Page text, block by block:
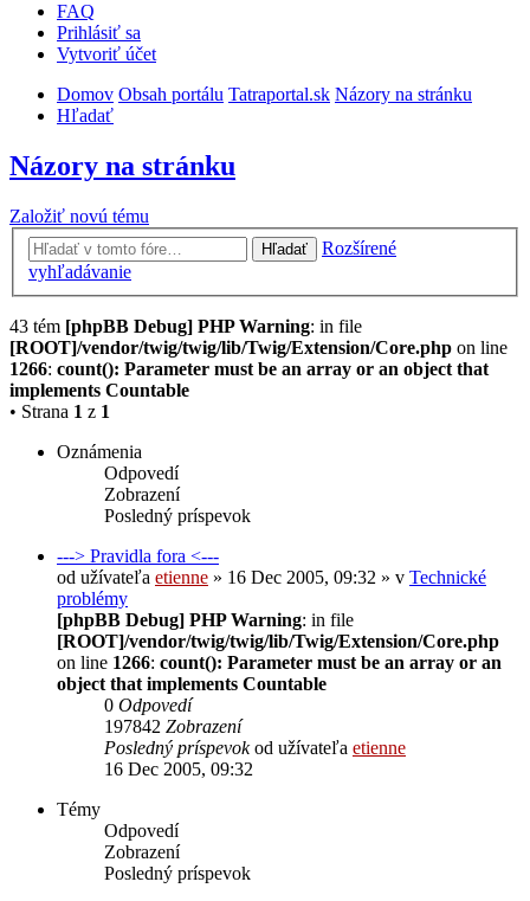
FAQ
Prihlásiť sa
Vytvoriť účet
Domov Obsah portálu Tatraportal.sk Názory na stránku
Hľadať
Názory na stránku
Založiť novú tému
Hľadať
Rozšírené
vyhľadávanie
43 tém [phpBB Debug] PHP Warning: in file
[ROOT]/vendor/twig/twig/lib/Twig/Extension/Core.php on line
1266: count(): Parameter must be an array or an object that
implements Countable
• Strana 1 z 1
Oznámenia
Odpovedí
Zobrazení
Posledný príspevok
---> Pravidla fora <---
od užívateľa etienne » 16 Dec 2005, 09:32 » v Technické
problémy
[phpBB Debug] PHP Warning: in file
[ROOT]/vendor/twig/twig/lib/Twig/Extension/Core.php
on line 1266: count(): Parameter must be an array or an
object that implements Countable
0 Odpovedí
197842 Zobrazení
Posledný príspevokod užívateľa etienne
16 Dec 2005, 09:32
Témy
Odpovedí
Zobrazení
Posledný príspevok